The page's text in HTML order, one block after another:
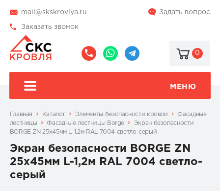
mail@skskrovlya.ru Задать вопрос
Заказать звонок
0
МЕНЮ
Главная Каталог Элементы безопасности кровли
Фасадные
лестницы
Фасадные лестницы Borge
Экран безопасности
BORGE ZN 25x45мм L-1,2м RAL 7004 светло-серый
Экран безопасности BORGE ZN
25x45мм L-1,2м RAL 7004 светло-
серый